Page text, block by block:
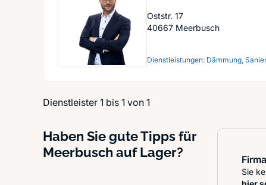
Oststr. 17
40667 Meerbusch
Dienstleistungen: Dämmung,
Dienstleister 1 bis 1 von 1
Haben Sie gute Tipps für
Meerbusch auf Lager?
Sie